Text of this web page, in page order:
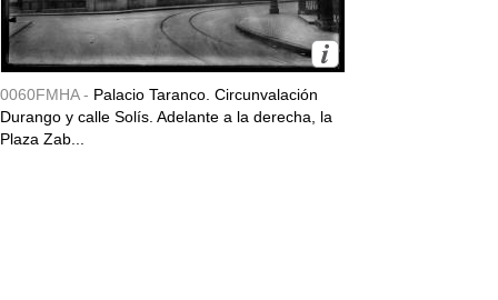
0060FMHA - Palacio Taranco. Circunvalación
Durango y calle Solís. Adelante a la derecha, la
Plaza Zab...